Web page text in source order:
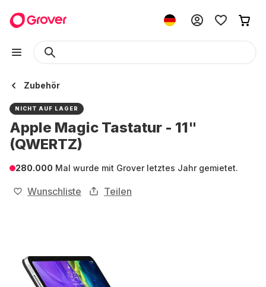
Zubehör
NICHT AUF LAGER
Apple Magic Tastatur - 11"
(QWERTZ)
280.000 Mal wurde mit Grover letztes Jahr gemietet.
Wunschliste Teilen